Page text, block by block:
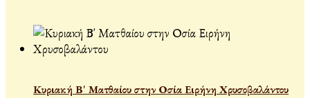
Κυριακή Β' Ματθαίου στην Οσία Ειρήνη Χρυσοβαλάντου